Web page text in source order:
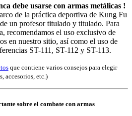
debe usarse con armas metálicas !
de la práctica deportiva de Kung Fu
un profesor titulado y titulado. Para
recomendamos el uso exclusivo de
en nuestro sitio, así como el uso de
ST-111, ST-112 y ST-113.
que contiene varios consejos para elegir
accesorios, etc.)
sobre el combate con armas